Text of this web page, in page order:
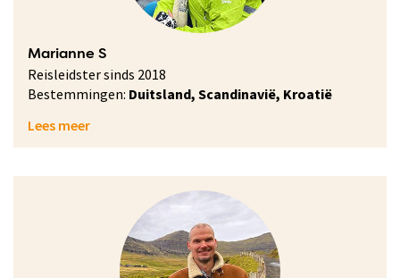
Marianne S
Reisleidster sinds 2018
Bestemmingen: Duitsland, Scandinavië, Kroatië
Lees meer